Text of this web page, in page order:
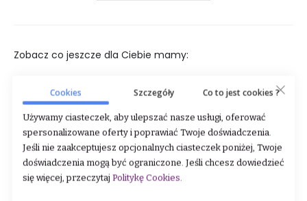
Zobacz co jeszcze dla Ciebie mamy:
Cookies Szczegóły Co to jest cookies ?
Używamy ciasteczek, aby ulepszać nasze usługi, oferować
spersonalizowane oferty i poprawiać Twoje doświadczenia.
Jeśli nie zaakceptujesz opcjonalnych ciasteczek poniżej, Twoje
doświadczenia mogą być ograniczone. Jeśli chcesz dowiedzieć
się więcej, przeczytaj Politykę Cookies.